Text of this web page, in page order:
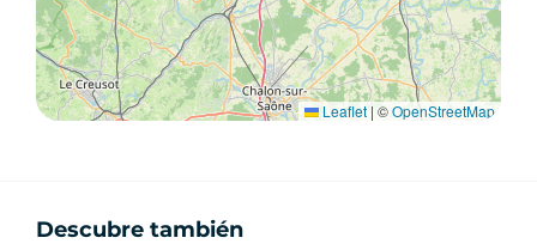
Leaflet | ©OpenStreetMap
Descubre también